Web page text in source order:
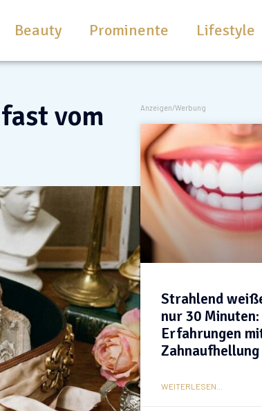
Beauty Prominente Lifestyle
vom
Anzeigen/Werbung
Strahlend
nur 30
Erfahrungen
Zahnaufhellung
WEITERLESEN...